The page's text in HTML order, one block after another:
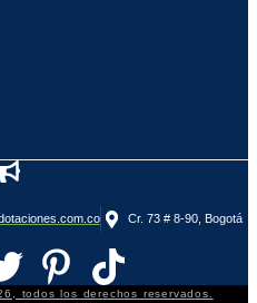
Cr. 73 # 8-90, Bogotá
todos los derechos reservados.